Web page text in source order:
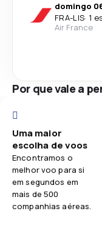
domingo
FRA-LIS· 1
Air France
Por que vale a
Uma maior
escolha de voos
Encontramos o
melhor voo para si
em segundos em
mais de 500
companhias aéreas.